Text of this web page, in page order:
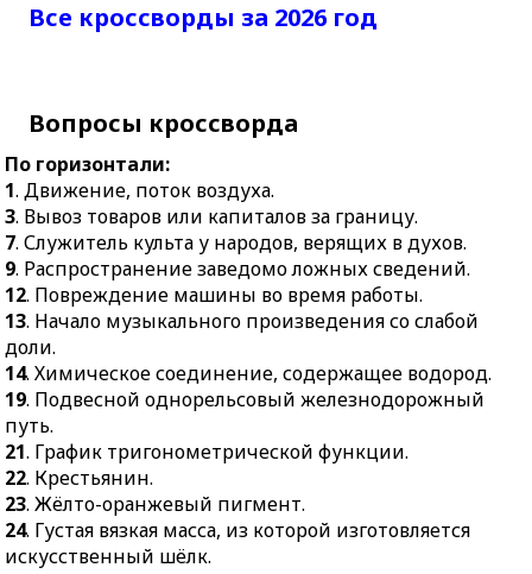
железнодорожный путь.
22.Крестьянин.
23. Жёлто-оранжевый
пигмент.
24.Густая вязкая масса,
из которой
изготовляется
искусственный шёлк.
25.Направленность к
специализации.
27.Незаметная заколка
для женской причёски.
28. Помутнение
хрусталика глаза.
31.Морское
млекопитающее
других отраслях
внутренней стороне
15.
пиджак с открытой
грудью и длинными
лацканами.
16.Совокупность
духовных
основывающихся на
вере в
силы и существа.
нарушает
общественный порядок.
Все кроссворды за 2026 год
Вопросы кроссворда
По горизонтали:
1. Движение, поток воздуха.
3. Вывоз товаров или капиталов за границу.
7. Служитель культа у народов, верящих в духов.
9. Распространение заведомо ложных сведений.
12. Повреждение машины во время работы.
13. Начало музыкального произведения со слабой
доли.
14. Химическое соединение, содержащее водород.
19. Подвесной однорельсовый железнодорожный
путь.
21. График тригонометрической функции.
22. Крестьянин.
23. Жёлто-оранжевый пигмент.
24. Густая вязкая масса, из которой изготовляется
искусственный шёлк.